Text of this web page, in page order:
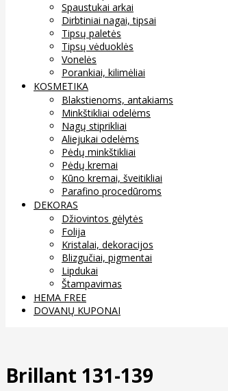
Spaustukai arkai
Dirbtiniai nagai, tipsai
Tipsų paletės
Tipsų vėduoklės
Vonelės
Porankiai, kilimėliai
KOSMETIKA
Blakstienoms, antakiams
Minkštikliai odelėms
Nagų stiprikliai
Aliejukai odelėms
Pėdų minkštikliai
Pėdų kremai
Kūno kremai, šveitikliai
Parafino procedūroms
DEKORAS
Džiovintos gėlytės
Folija
Kristalai, dekoracijos
Blizgučiai, pigmentai
Lipdukai
Štampavimas
HEMA FREE
DOVANŲ KUPONAI
Brillant 131-139